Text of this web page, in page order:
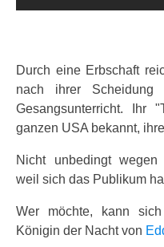
Durch eine Erbschaft
nach ihrer
Gesangsunterricht. Ihr
ganzen USA bekannt,
Nicht unbedingt
weil sich das Publikum
Wer möchte, kann
Königin der Nacht von